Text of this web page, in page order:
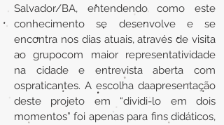
Salvador/BA, entendendo como este
conhecimento se desenvolve e se
encontra nos dias atuais, através de visita
ao grupocom maior representatividade
na cidade e entrevista aberta com
ospraticantes. A escolha daapresentação
deste projeto em “dividi-lo em dois
momentos” foi apenas para fins didáticos,